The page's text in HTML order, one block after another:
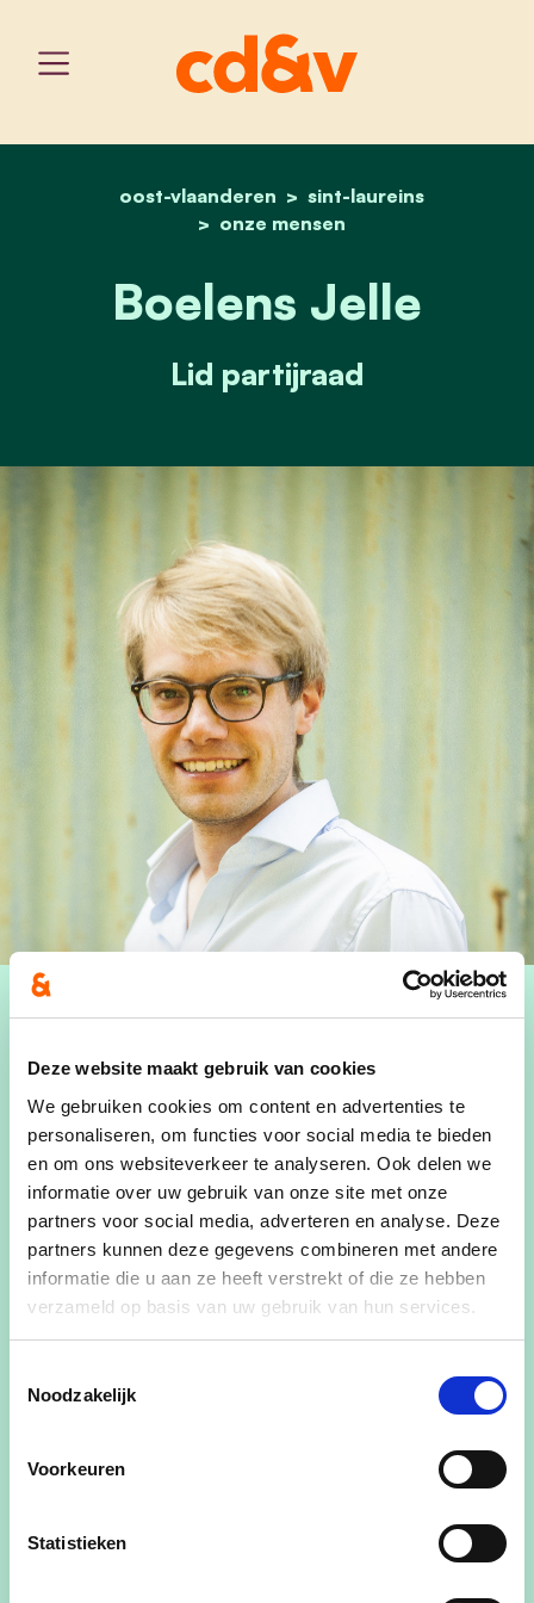
Deze website maakt gebruik van cookies
We gebruiken cookies om content en advertenties te
personaliseren, om functies voor social media te bieden
en om ons websiteverkeer te analyseren. Ook delen we
informatie over uw gebruik van onze site met onze
partners voor social media, adverteren en analyse. Deze
partners kunnen deze gegevens combineren met andere
informatie die u aan ze heeft verstrekt of die ze hebben
verzameld op basis van uw gebruik van hun services.
Noodzakelijk
Voorkeuren
Statistieken
home
oost-vlaanderen
sint-laureins
onze mensen
boelens jelle
Boelens Jelle
Lid partijraad
"Ik ben Jelle Boelens en woon al mijn leven lang in
de Comercaatsweg in Sint-Laureins.
Ik raakte al op jonge leeftijd geïnteresseerd in
politiek waardoor ik op mijn twintigste de vraag
kreeg deze interesse om te zetten in een breder
engagement.
Ik nam deel aan de gemeenteraadsverkiezingen
van 2012 en raakte verkozen.
gemeenteraad te zetelen, wat een bijzonder
Nadien ben ik mij binnen de partij blijven inzetten
voor een leefbare en welvarende gemeente.
Ik ben blij dat ik vanuit de partijraad, samen met